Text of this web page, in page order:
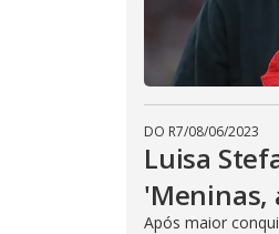
DO R7/08/06/2023
Luisa
'Meninas,
Após maior